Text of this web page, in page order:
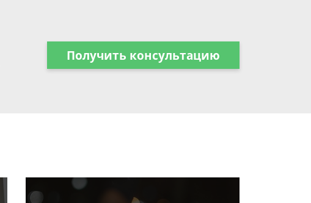
Получить консультацию